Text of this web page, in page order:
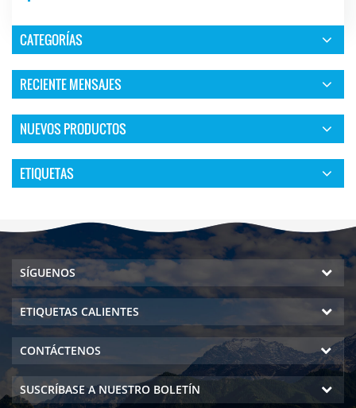
CATEGORÍAS
RECIENTE MENSAJES
NUEVOS PRODUCTOS
ETIQUETAS
SÍGUENOS
ETIQUETAS CALIENTES
CONTÁCTENOS
SUSCRÍBASE A NUESTRO BOLETÍN